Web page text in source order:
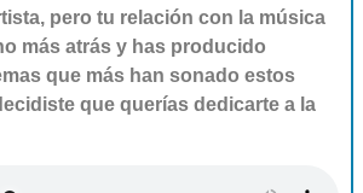
pero tu relación con la música
más atrás y has producido
que más han sonado estos
que querías dedicarte a la